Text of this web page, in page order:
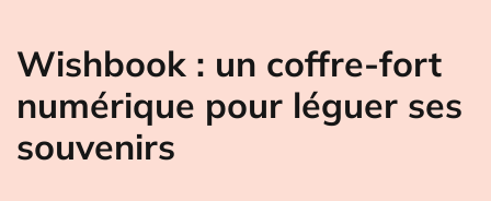
Wishbook : un coffre-fort
numérique pour léguer ses
souvenirs